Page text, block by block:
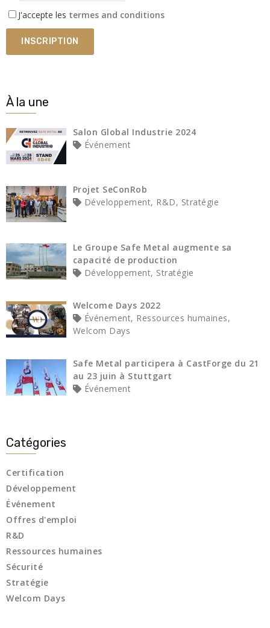
J'accepte les termes and conditions
À la une
Salon Global Industrie 2024
Événement
Projet SeConRob
Développement, R&D, Stratégie
Le Groupe Safe Metal augmente sa
capacité de production
Développement, Stratégie
Welcome Days 2022
Événement, Ressources humaines,
Welcom Days
Safe Metal participera à CastForge du 21
au 23 juin à Stuttgart
Événement
Catégories
Certification
Développement
Événement
Offres d'emploi
R&D
Ressources humaines
Sécurité
Stratégie
Welcom Days